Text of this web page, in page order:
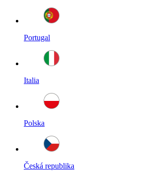
Portugal
Italia
Polska
Česká republika